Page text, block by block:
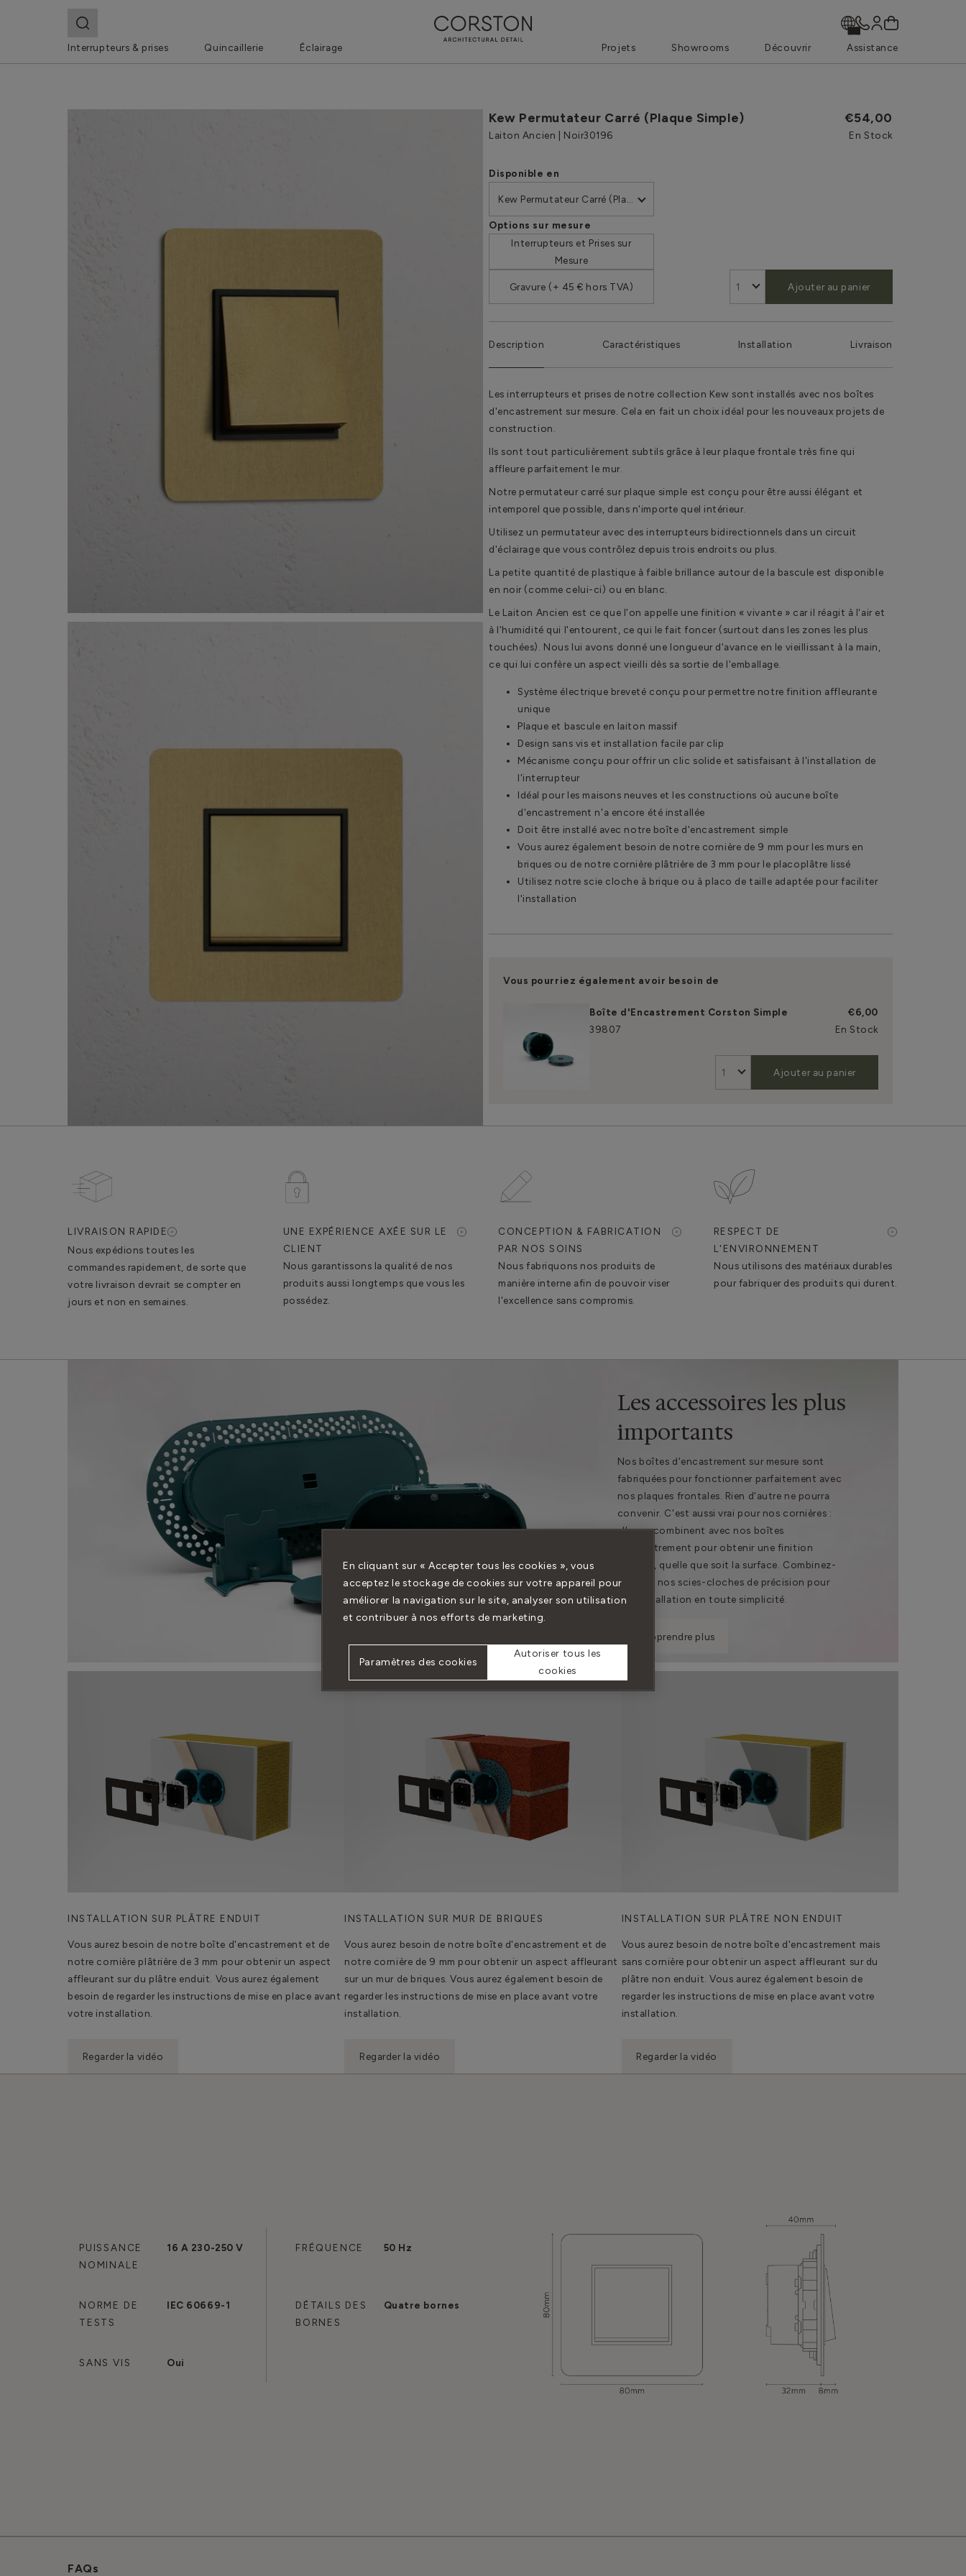
Interrupteurs & prises Quincaillerie Éclairage Projets Showrooms Découvrir Assistance
Kew Permutateur Carré (Plaque Simple)
Laiton Ancien | Noir30196
€54,00
En Stock
Disponible en
Options sur mesure
Interrupteurs et Prises sur
Mesure
Gravure (+ 45 € hors TVA) Ajouter au panier
Description Caractéristiques Installation Livraison
Les interrupteurs et prises de notre collection Kew sont installés avec nos boîtes
d'encastrement sur mesure. Cela en fait un choix idéal pour les nouveaux projets de
construction.
Ils sont tout particulièrement subtils grâce à leur plaque frontale très fine qui
affleure parfaitement le mur.
Notre permutateur carré sur plaque simple est conçu pour être aussi élégant et
intemporel que possible, dans n'importe quel intérieur.
Utilisez un permutateur avec des interrupteurs bidirectionnels dans un circuit
d'éclairage que vous contrôlez depuis trois endroits ou plus.
La petite quantité de plastique à faible brillance autour de la bascule est disponible
en noir (comme celui-ci) ou en blanc.
Le Laiton Ancien est ce que l'on appelle une finition « vivante » car il réagit à l'air et
à l'humidité qui l'entourent, ce qui le fait foncer (surtout dans les zones les plus
touchées). Nous lui avons donné une longueur d'avance en le vieillissant à la main,
ce qui lui confère un aspect vieilli dès sa sortie de l'emballage.
Système électrique breveté conçu pour permettre notre finition affleurante
unique
Plaque et bascule en laiton massif
Design sans vis et installation facile par clip
Mécanisme conçu pour offrir un clic solide et satisfaisant à l'installation de
l'interrupteur
Idéal pour les maisons neuves et les constructions où aucune boîte
d'encastrement n'a encore été installée
Doit être installé avec notre boîte d'encastrement simple
Vous aurez également besoin de notre cornière de 9 mm pour les murs en
briques ou de notre cornière plâtrière de 3 mm pour le placoplâtre lissé
Utilisez notre scie cloche à brique ou à placo de taille adaptée pour faciliter
l'installation
Vous pourriez également avoir besoin de
Boîte d'Encastrement Corston Simple
€6,00
39807
En Stock
Ajouter au panier
LIVRAISON RAPIDE
Nous expédions toutes les
commandes rapidement, de sorte que
votre livraison devrait se compter en
jours et non en semaines.
UNE EXPÉRIENCE AXÉE SUR LE
CLIENT
Nous garantissons la qualité de nos
produits aussi longtemps que vous les
possédez.
CONCEPTION & FABRICATION
PAR NOS SOINS
Nous fabriquons nos produits de
manière interne afin de pouvoir viser
l'excellence sans compromis.
RESPECT DE
L'ENVIRONNEMENT
Nous utilisons des matériaux durables
pour fabriquer des produits qui durent.
Les accessoires les plus
importants
Nos boîtes d'encastrement sur mesure sont
fabriquées pour fonctionner parfaitement avec
nos plaques frontales. Rien d'autre ne pourra
convenir. C'est aussi vrai pour nos cornières :
elles se combinent avec nos boîtes
d'encastrement pour obtenir une finition
parfaite, quelle que soit la surface. Combinez-
les avec nos scies-cloches de précision pour
une installation en toute simplicité.
En apprendre plus
INSTALLATION SUR PLÂTRE ENDUIT
Vous aurez besoin de notre boîte d'encastrement et de
notre cornière plâtrière de 3 mm pour obtenir un aspect
affleurant sur du plâtre enduit. Vous aurez également
besoin de regarder les instructions de mise en place avant
votre installation.
Regarder la vidéo
INSTALLATION SUR MUR DE BRIQUES
Vous aurez besoin de notre boîte d'encastrement et de
notre cornière de 9 mm pour obtenir un aspect affleurant
sur un mur de briques. Vous aurez également besoin de
regarder les instructions de mise en place avant votre
installation.
Regarder la vidéo
INSTALLATION SUR PLÂTRE NON ENDUIT
Vous aurez besoin de notre boîte d'encastrement mais
sans cornière pour obtenir un aspect affleurant sur du
plâtre non enduit. Vous aurez également besoin de
regarder les instructions de mise en place avant votre
installation.
Regarder la vidéo
PUISSANCE
NOMINALE
16 A 230-250 V FRÉQUENCE 50 Hz
NORME DE
TESTS
IEC 60669-1
DÉTAILS DES
BORNES
Quatre bornes
SANS VIS Oui
FAQs
En cliquant sur « Accepter tous les cookies », vous
acceptez le stockage de cookies sur votre appareil pour
améliorer la navigation sur le site, analyser son utilisation
et contribuer à nos efforts de marketing.
Paramètres des cookies
Autoriser tous les
cookies